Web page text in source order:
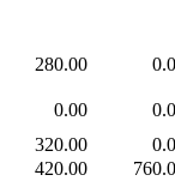
280.00
0.00
320.00
420.00